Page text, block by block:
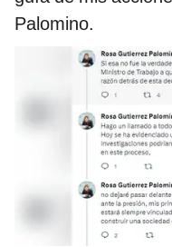
Palomino.